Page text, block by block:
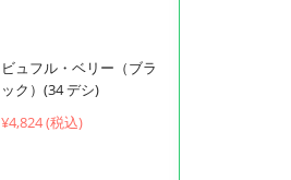
ビュフル・ベリー（ブラ
ック）(34 デシ)
¥4,824 (税込)